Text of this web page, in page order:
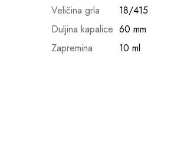
Veličina grla
18/415
Duljina kapalice 60 mm
Zapremina
10 ml